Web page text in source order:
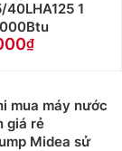
40LHA125 1
mua máy nước
giá rẻ
Midea sử